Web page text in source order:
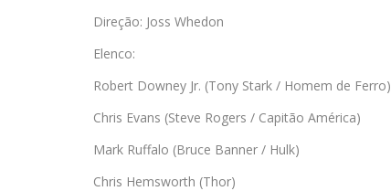
Direção: Joss Whedon
Elenco:
Robert Downey Jr. (Tony Stark / Homem de Ferro)
Chris Evans (Steve Rogers / Capitão América)
Mark Ruffalo (Bruce Banner / Hulk)
Chris Hemsworth (Thor)